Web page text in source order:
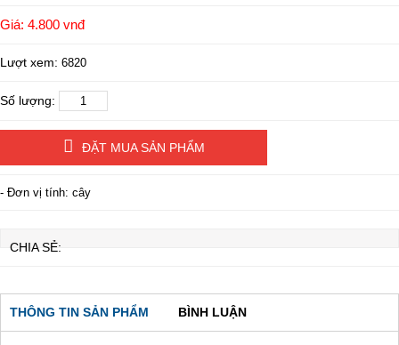
Giá: 4.800 vnđ
Lượt xem: 6820
Số lượng:
ĐẶT MUA SẢN PHẨM
- Đơn vị tính: cây
CHIA SẺ:
THÔNG TIN SẢN PHẨM BÌNH LUẬN